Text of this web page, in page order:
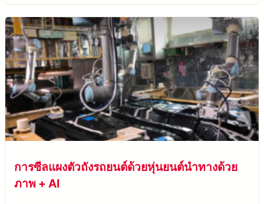
การซีลแผงตัวถังรถยนต์ด้วยหุ่นยนต์นำทางด้วย
ภาพ + AI